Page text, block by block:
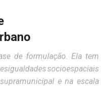
de formulação. Ela tem
socioespaciais
e na escala